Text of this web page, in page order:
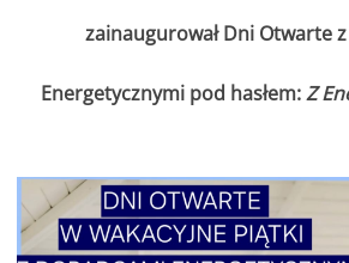
zainaugurował Dni Otwarte
Energetycznymi pod hasłem:Z